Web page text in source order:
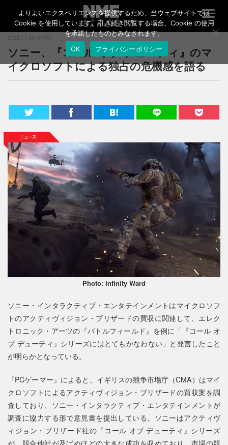
T
o
g
l
a
a
o
n
2022.11.25 金曜日
ソニー、『コール オブ デューティ』のマ
イクロソフトによる独占の危機感を語る
Photo: Infinity Ward
ソニー・インタラクティブ・エンタテインメントはマイクロソフ
トのアクティヴィジョン・ブリザードの買収に関連して、エレク
トロニック・アーツの『バトルフィールド』を例に「『コール オ
ブ デューティ』シリーズにはとてもかなわない」と発言したこと
が明らかとなっている。
『PCゲーマー』によると、イギリスの競争市場庁（CMA）はマイ
クロソフトによるアクティヴィジョン・ブリザードの買収案を調
査しており、ソニー・インタラクティブ・エンタテインメントが
調査に協力する形で意見書を提出している。ソニーはアクティヴ
ィジョン・ブリザード社の『コール オブ デューティ』シリーズ
が、競合他社が及ばぬほどの大きな成功を収めており、市場の競
よりよいエクスペリエンスを提供するため、当ウェブサイトでは
Cookie を使用しています。引き続き閲覧する場合、Cookie の使用
を承諾したものとみなされます。
OK
プライバシーポリシー